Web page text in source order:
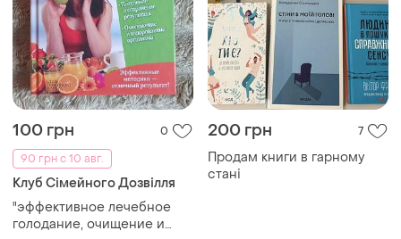
100 грн
0
90 грн с 10 авг.
Клуб Сімейного Дозвілля
"эффективное лечебное
голодание, очищение и
200 грн 7
Продам книги в гарному
стані